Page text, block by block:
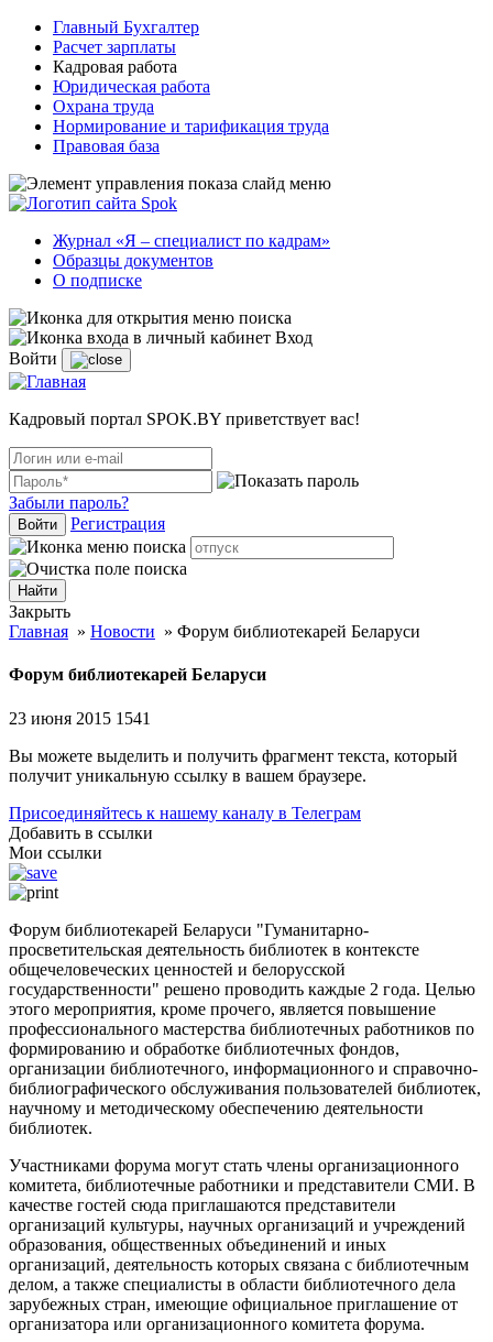
Главный Бухгалтер
Расчет зарплаты
Кадровая работа
Юридическая работа
Охрана труда
Нормирование и тарификация труда
Правовая база
Журнал «Я – специалист по кадрам»
Образцы документов
О подписке
Вход
Войти
Кадровый портал SPOK.BY приветствует вас!
Забыли пароль?
Войти Регистрация
Закрыть
Главная » Новости » Форум библиотекарей Беларуси
Форум библиотекарей Беларуси
23 июня 2015 1541
Вы можете выделить и получить фрагмент текста, который
получит уникальную ссылку в вашем браузере.
Присоединяйтесь к нашему каналу в Телеграм
Добавить в ссылки
Мои ссылки
Форум библиотекарей Беларуси "Гуманитарно-
просветительская деятельность библиотек в контексте
общечеловеческих ценностей и белорусской
государственности" решено проводить каждые 2 года. Целью
этого мероприятия, кроме прочего, является повышение
профессионального мастерства библиотечных работников по
формированию и обработке библиотечных фондов,
организации библиотечного, информационного и справочно-
библиографического обслуживания пользователей библиотек,
научному и методическому обеспечению деятельности
библиотек.
Участниками форума могут стать члены организационного
комитета, библиотечные работники и представители СМИ. В
качестве гостей сюда приглашаются представители
организаций культуры, научных организаций и учреждений
образования, общественных объединений и иных
организаций, деятельность которых связана с библиотечным
делом, а также специалисты в области библиотечного дела
зарубежных стран, имеющие официальное приглашение от
организатора или организационного комитета форума.